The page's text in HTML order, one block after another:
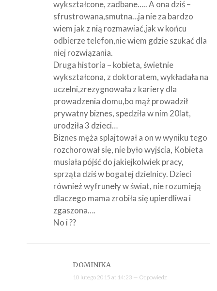
wykształcone, zadbane….. A ona dziś –
sfrustrowana,smutna…ja nie za bardzo
wiem jak z nią rozmawiać,jak w końcu
odbierze telefon,nie wiem gdzie szukać dla
niej rozwiązania.
Druga historia – kobieta, świetnie
wykształcona, z doktoratem, wykładała na
uczelni,zrezygnowała z kariery dla
prowadzenia domu,bo mąż prowadził
prywatny biznes, spedziła w nim 20lat,
urodziła 3 dzieci…
Biznes męża splajtował a on w wyniku tego
rozchorował się, nie było wyjścia, Kobieta
musiała pójść do jakiejkolwiek pracy,
sprząta dziś w bogatej dzielnicy. Dzieci
również wyfruneły w świat, nie rozumieją
dlaczego mama zrobiła się upierdliwa i
zgaszona….
No i ??
DOMINIKA
10 lutego 2015 at 14:23 — Odpowiedz